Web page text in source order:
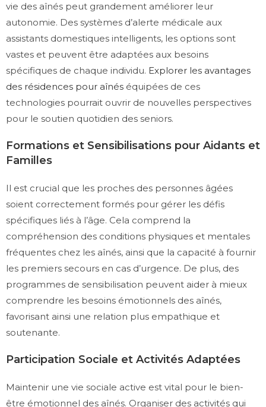
vie des aînés peut grandement améliorer leur
autonomie. Des systèmes d’alerte médicale aux
assistants domestiques intelligents, les options sont
vastes et peuvent être adaptées aux besoins
spécifiques de chaque individu. Explorer les avantages
des résidences pour aînés équipées de ces
technologies pourrait ouvrir de nouvelles perspectives
pour le soutien quotidien des seniors.
Formations et Sensibilisations pour Aidants et
Familles
Il est crucial que les proches des personnes âgées
soient correctement formés pour gérer les défis
spécifiques liés à l’âge. Cela comprend la
compréhension des conditions physiques et mentales
fréquentes chez les aînés, ainsi que la capacité à fournir
les premiers secours en cas d’urgence. De plus, des
programmes de sensibilisation peuvent aider à mieux
comprendre les besoins émotionnels des aînés,
favorisant ainsi une relation plus empathique et
soutenante.
Participation Sociale et Activités Adaptées
Maintenir une vie sociale active est vital pour le bien-
être émotionnel des aînés. Organiser des activités qui